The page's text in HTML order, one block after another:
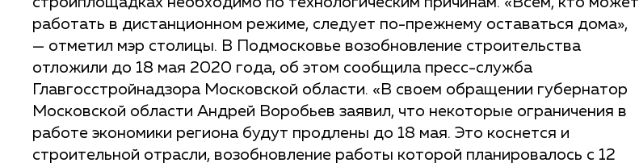
работать в дистанционном режиме, следует по-прежнему оставаться дома»,
— отметил мэр столицы. В Подмосковье возобновление строительства
отложили до 18 мая 2020 года, об этом сообщила пресс-служба
Главгосстройнадзора Московской области. «В своем обращении губернатор
Московской области Андрей Воробьев заявил, что некоторые ограничения в
работе экономики региона будут продлены до 18 мая. Это коснется и
строительной отрасли, возобновление работы которой планировалось с 12